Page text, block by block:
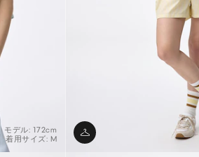
モデル: 172cm
着用サイズ: M